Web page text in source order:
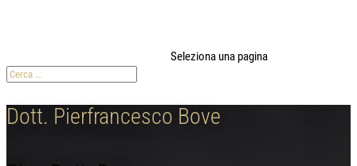
Seleziona una pagina
Dott. Pierfrancesco Bove